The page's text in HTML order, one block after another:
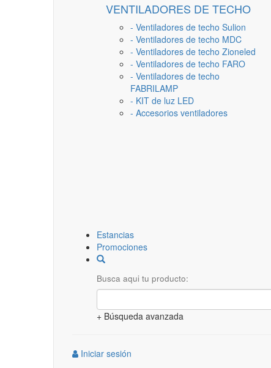
VENTILADORES DE TECHO
- Ventiladores de techo Sulion
- Ventiladores de techo MDC
- Ventiladores de techo Zioneled
- Ventiladores de techo FARO
- Ventiladores de techo
FABRILAMP
- KIT de luz LED
- Accesorios ventiladores
Estancias
Promociones
Busca aqui tu producto:
+ Búsqueda avanzada
Iniciar sesión